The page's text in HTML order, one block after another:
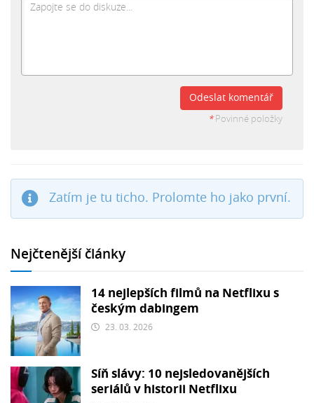
Odeslat komentář
*Povinné položky
Zatím je tu ticho. Prolomte ho jako první.
Nejčtenější články
14 nejlepších filmů na Netflixu s
českým dabingem
23. 03. 2026
Síň slávy: 10 nejsledovanějších
seriálů v historii Netflixu